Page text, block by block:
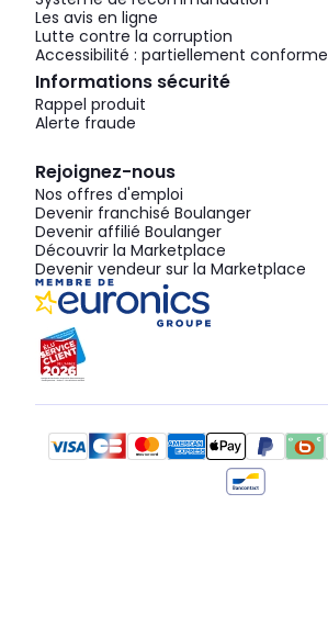
Les avis en ligne
Lutte contre la corruption
Accessibilité : partiellement conforme
Informations sécurité
Rappel produit
Alerte fraude
Rejoignez-nous
Nos offres d'emploi
Devenir franchisé Boulanger
Devenir affilié Boulanger
Découvrir la Marketplace
Devenir vendeur sur la Marketplace